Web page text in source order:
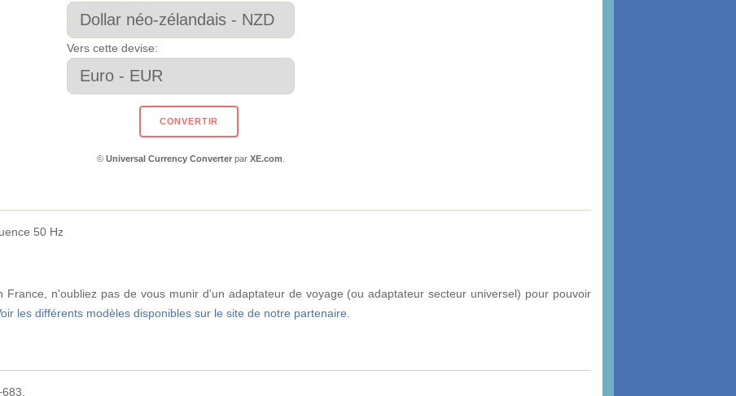
Vers cette devise:
© Universal Currency Converterpar XE.com
50 Hz
France, n'oubliez pas de vous munir d'un adaptateur de voyage (ou adaptateur secteur universel) pour pouvoir
les différents modèles disponibles sur le site de notre partenaire.